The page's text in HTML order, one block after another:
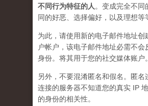
不同行为特征的人 。 变成完全不同
同的好恶、选择偏好，以及理想等
为此，请使用新的电子邮件地址创
户帐户，该电子邮件地址必需不会
身份。将其用于您的社交媒体账户。
另外，不要混淆匿名和假名。匿名
连接的服务器不知道您的真实 IP
的身份的相关性。